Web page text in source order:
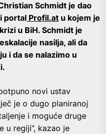
Schmidt je dao
portal Profil.at u kojem je
u BiH. Schmidt je
nasilja, ali da
i da se nalazimo u
novi ustav
je o dugo planiranoj
i moguće druge
u regiji”, kazao je